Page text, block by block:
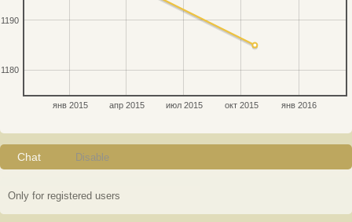
янв 2015 апр 2015 июл 2015 окт 2015 янв 2016
1180
1190
Chat Disable
Only for registered users